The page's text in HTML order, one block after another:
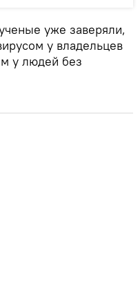
уже заверяли,
у владельцев
у людей без